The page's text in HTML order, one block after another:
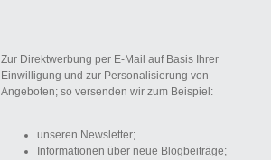
Zur Direktwerbung per E-Mail auf Basis Ihrer
Einwilligung und zur Personalisierung von
Angeboten; so versenden wir zum Beispiel:
unseren Newsletter;
Informationen über neue Blogbeiträge;